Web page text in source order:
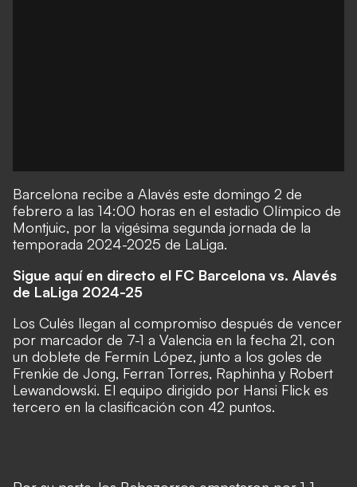
Barcelona recibe a Alavés este domingo 2 de
febrero a las 14:00 horas en el estadio Olímpico de
Montjuic, por la vigésima segunda jornada de la
temporada 2024-2025 de LaLiga.
Sigue aquí en directo el FC Barcelona vs. Alavés
de LaLiga 2024-25
Los Culés llegan al compromiso después de vencer
por marcador de 7-1 a Valencia en la fecha 21, con
un doblete de Fermín López, junto a los goles de
Frenkie de Jong, Ferran Torres, Raphinha y Robert
Lewandowski. El equipo dirigido por Hansi Flick es
tercero en la clasificación con 42 puntos.